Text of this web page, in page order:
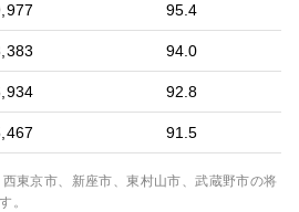
95.4
94.0
92.8
91.5
東京市、新座市、東村山市、武蔵野市の将
。